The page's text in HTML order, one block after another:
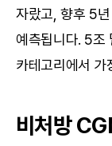
자랐고, 향후 5
예측됩니다. 5조
카테고리에서 가
비처방